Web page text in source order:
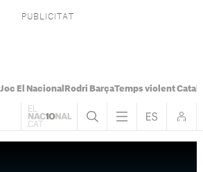
Joc El Nacional Rodri BarçaTemps violent